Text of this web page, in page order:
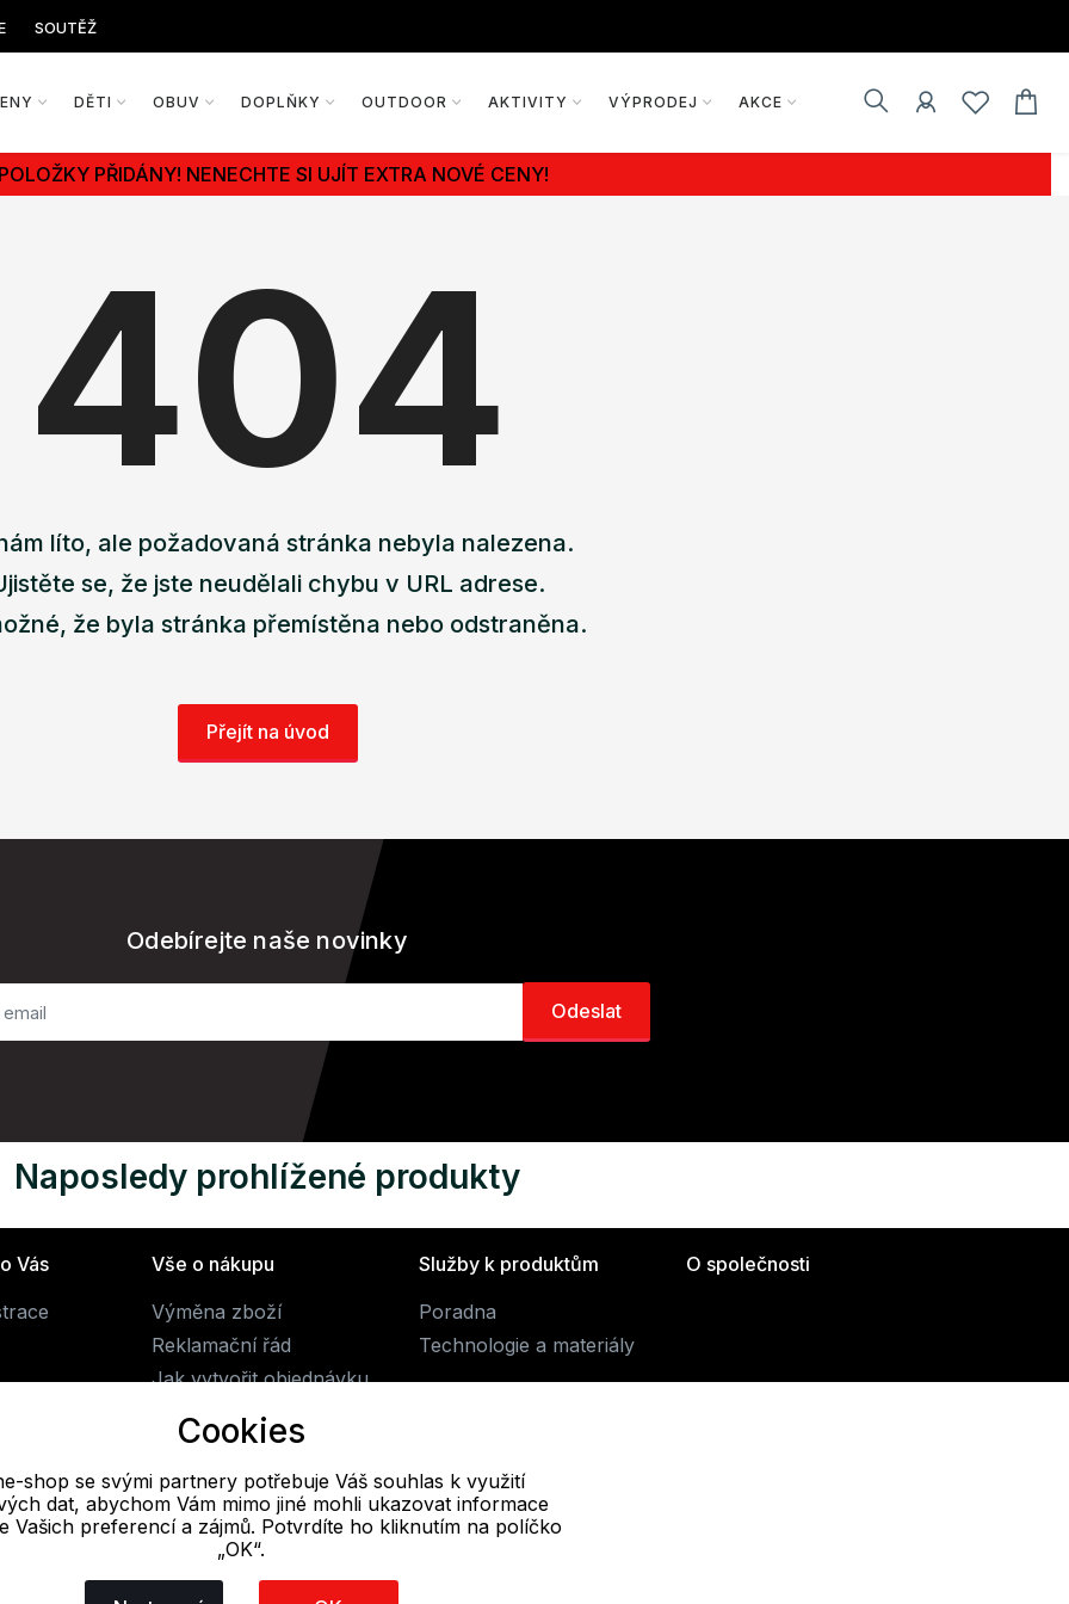
SOUTĚŽ
DĚTI OBUV DOPLŇKY OUTDOOR AKTIVITY VÝPRODEJ AKCE
PŘIDÁNY! NENECHTE SI UJÍT EXTRA NOVÉ CENY!
404
líto, ale požadovaná stránka nebyla nalezena.
se, že jste neudělali chybu v URL adrese.
že byla stránka přemístěna nebo odstraněna.
Přejít na úvod
Odebírejte naše novinky
Naposledy prohlížené produkty
Vás
Vše o nákupu
Výměna zboží
Reklamační řád
Jak vytvořit objednávku
Obchodní podmínky
Doprava
Služby k produktům
Poradna
Technologie a materiály
O společnosti
E-mail
obchod@alpine-shop.cz
Cookies
shop se svými partnery potřebuje Váš souhlas k využití
dat, abychom Vám mimo jiné mohli ukazovat informace
Vašich preferencí a zájmů. Potvrdíte ho kliknutím na políčko
„OK“.